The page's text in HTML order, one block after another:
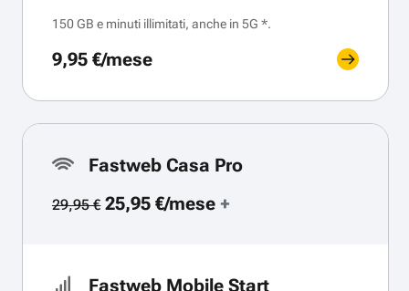
150 GB e minuti illimitati, anche in 5G *.
9,95 €/mese
Fastweb Casa Pro
29,95 €25,95 €/mese+
Fastweb Mobile Start